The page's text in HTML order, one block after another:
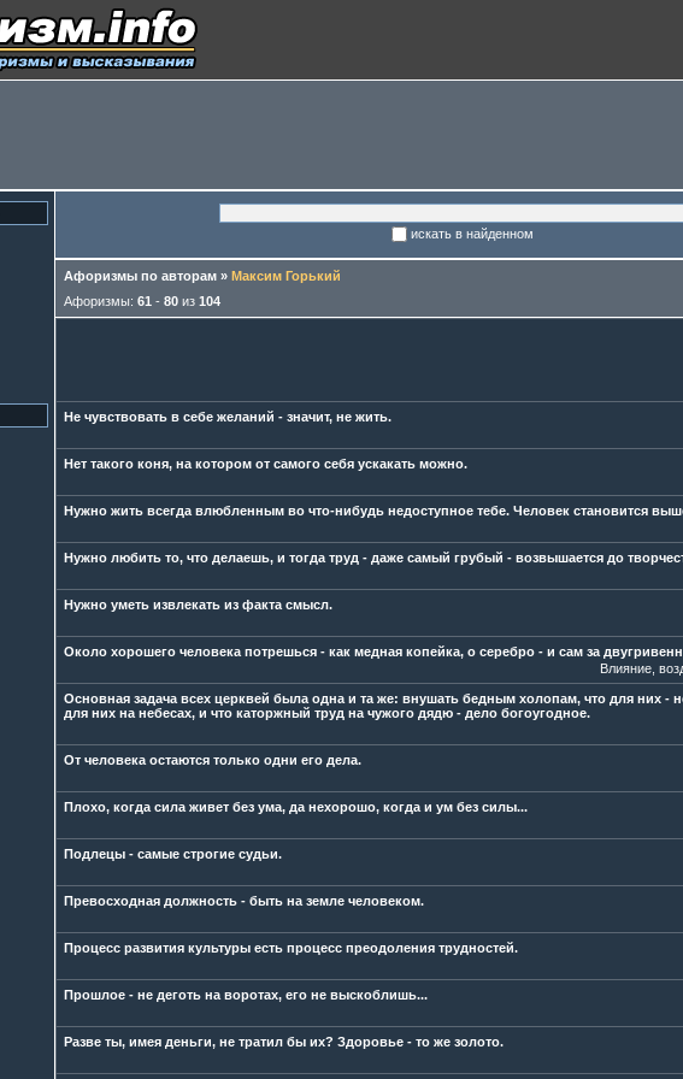
искать в найденном
Афоризмы по авторам » Максим Горький
Афоризмы: 61 - 80 из 104
Не чувствовать в себе желаний - значит, не жить.
Нет такого коня, на котором от самого себя ускакать можно.
Нужно жить всегда влюбленным во что-нибудь недоступное тебе. Человек становится
Нужно любить то, что делаешь, и тогда труд - даже самый грубый - возвышается до
Нужно уметь извлекать из факта смысл.
Около хорошего человека потрешься - как медная копейка, о серебро - и сам за
Влияние,
Основная задача всех церквей была одна и та же: внушать бедным холопам, что для них -
для них на небесах, и что каторжный труд на чужого дядю - дело богоугодное.
От человека остаются только одни его дела.
Плохо, когда сила живет без ума, да нехорошо, когда и ум без силы...
Подлецы - самые строгие судьи.
Превосходная должность - быть на земле человеком.
Процесс развития культуры есть процесс преодоления трудностей.
Прошлое - не деготь на воротах, его не выскоблишь...
Разве ты, имея деньги, не тратил бы их? Здоровье - то же золото.